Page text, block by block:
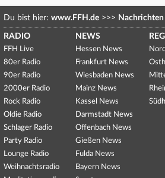
Du bist hier: www.FFH.de >>> Nachrichten
RADIO
FFH Live
80er Radio
90er Radio
2000er Radio
Rock Radio
Oldie Radio
Schlager Radio
Party Radio
Lounge Radio
Weihnachtsradio
NEWS
Hessen News
Frankfurt News
Wiesbaden News
Mainz News
Kassel News
Darmstadt News
Offenbach News
Gießen News
Fulda News
Bayern News